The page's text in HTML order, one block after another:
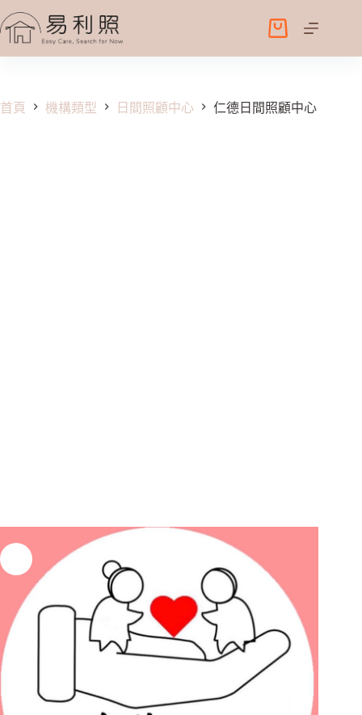
至
容
購
物
首頁 機構類型 日間照顧中心 仁德日間照顧中心